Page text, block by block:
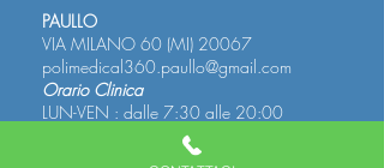
PAULLO
VIA MILANO 60 (MI) 20067
polimedical360.paullo@gmail.com
Orario Clinica
LUN-VEN : dalle 7:30 alle 20:00
SABATO : dalle 7:30 alle 14:00